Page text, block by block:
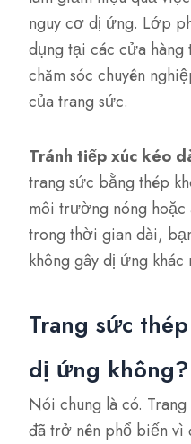
nguy cơ dị ứng. Lớp
dụng tại các cửa hàng
chăm sóc chuyên
của trang sức.
Tránh tiếp xúc kéo
trang sức bằng thép
môi trường nóng
trong thời gian dài,
không gây dị ứng
Trang sức
dị ứng không?
Nói chung là có.
đã trở nên phổ biến vì